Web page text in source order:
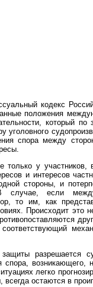
кодекс
положения
который
уголовного
спора между
только у
и интересов
стороны, и
случае, если
то им, как
Происходит это
разрешается
спора, возникающего,
легко
остаются в